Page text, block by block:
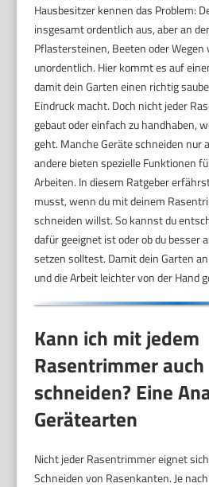
Hausbesitzer kennen das Problem:
insgesamt ordentlich aus, aber an
Pflastersteinen, Beeten oder
unordentlich. Hier kommt es auf
damit dein Garten einen richtig
Eindruck macht. Doch nicht jeder
gebaut oder einfach zu handhaben,
geht. Manche Geräte schneiden nur
andere bieten spezielle Funktionen
Arbeiten. In diesem Ratgeber
musst, wenn du mit deinem
schneiden willst. So kannst du
dafür geeignet ist oder ob du besser
setzen solltest. Damit dein Garten
und die Arbeit leichter von der Hand
Kann ich mit jedem
Rasentrimmer
schneiden? Eine
Gerätearten
Nicht jeder Rasentrimmer eignet
Schneiden von Rasenkanten. Je